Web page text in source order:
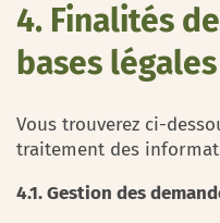
4. Finalités
bases légales
Vous trouverez ci-
traitement des
4.1. Gestion des